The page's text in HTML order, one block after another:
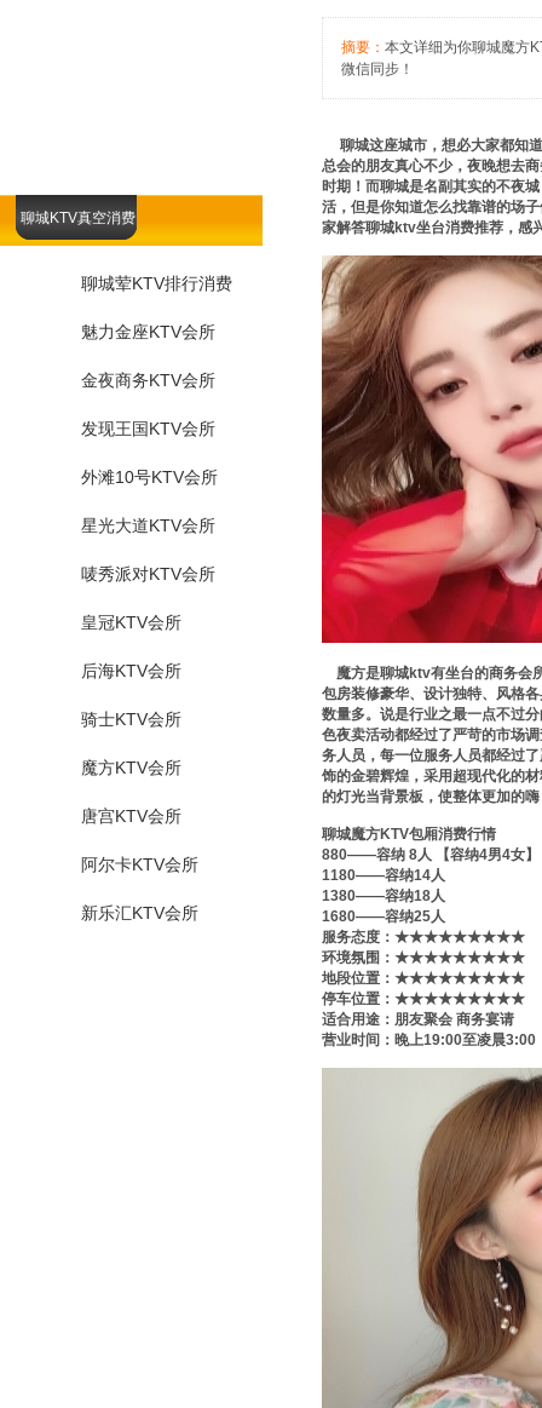
聊城KTV真空消费
聊城荤KTV排行消费
魅力金座KTV会所
金夜商务KTV会所
发现王国KTV会所
外滩10号KTV会所
星光大道KTV会所
唛秀派对KTV会所
皇冠KTV会所
后海KTV会所
骑士KTV会所
魔方KTV会所
唐宫KTV会所
阿尔卡KTV会所
新乐汇KTV会所
摘要： 本文详细为你聊城魔方
微信同步！
聊城这座城市，想必大家都知
总会的朋友真心不少，夜晚想去
时期！而聊城是名副其实的不夜
活，但是你知道怎么找靠谱的场
家解答聊城ktv坐台消费推荐，感
魔方是聊城ktv有坐台的商务会
包房装修豪华、设计独特、风格
数量多。说是行业之最一点不过
色夜卖活动都经过了严苛的市场
务人员，每一位服务人员都经过
饰的金碧辉煌，采用超现代化的
的灯光当背景板，使整体更加的
聊城魔方KTV包厢消费行情
880——容纳 8人 【容纳4男4女】
1180——容纳14人
1380——容纳18人
1680——容纳25人
服务态度：★★★★★★★★★
环境氛围：★★★★★★★★★
地段位置：★★★★★★★★★
停车位置：★★★★★★★★★
适合用途：朋友聚会 商务宴请
营业时间：晚上19:00至凌晨3:00